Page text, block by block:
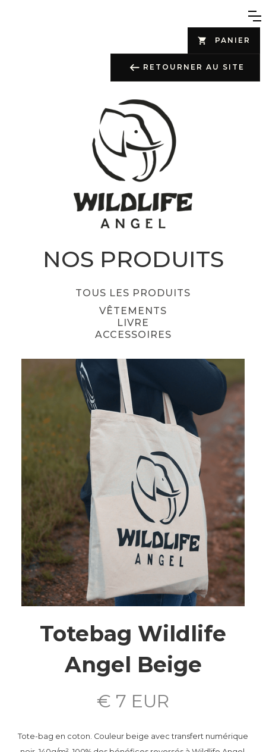
RETOURNER AU SITE
PANIER
NOS PRODUITS
TOUS LES PRODUITS
VÊTEMENTS
LIVRE
ACCESSOIRES
Totebag Wildlife
Angel Beige
€ 7 EUR
Tote-bag en coton. Couleur beige avec transfert numérique